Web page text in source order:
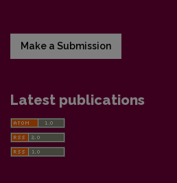
Make a Submission
Latest publications